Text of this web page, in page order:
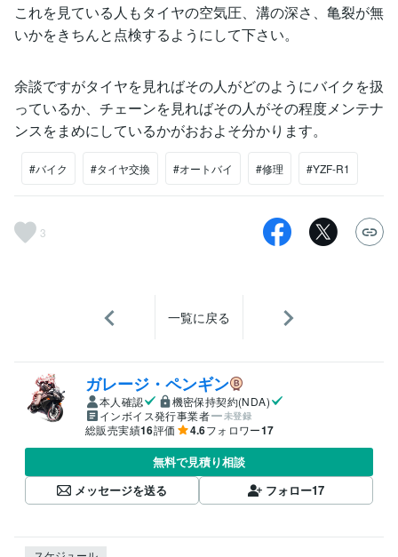
これを見ている人もタイヤの空気圧、溝の深さ、亀裂が無
いかをきちんと点検するようにして下さい。
余談ですがタイヤを見ればその人がどのようにバイクを扱
っているか、チェーンを見ればその人がその程度メンテナ
ンスをまめにしているかがおおよそ分かります。
#バイク #タイヤ交換 #オートバイ #修理 #YZF-R1
3
一覧に戻る
ガレージ・ペンギン
本人確認
機密保持契約(NDA)
インボイス発行事業者
未登録
総販売実績16評価 4.6フォロワー17
無料で見積り相談
メッセージを送る
フォロー17